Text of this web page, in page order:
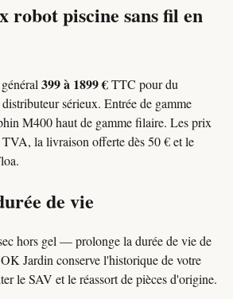
robot piscine sans fil en
399 à 1899 €TTC pour du
sérieux. Entrée de gamme
M400 haut de gamme filaire. Les prix
la livraison offerte dès 50 € et le
de vie
hors gel — prolonge la durée de vie de
Jardin conserve l'historique de votre
le SAV et le réassort de pièces d'origine.